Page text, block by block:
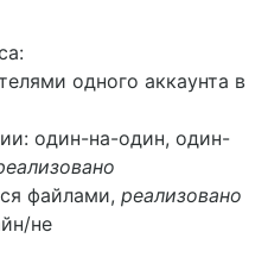
одного аккаунта в
один-на-один, один-
файлами, реализовано
не